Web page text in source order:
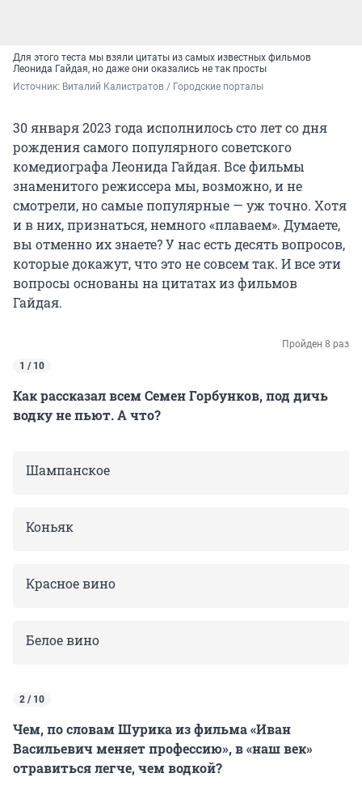
Для этого теста мы взяли цитаты из самых известных фильмов
Леонида Гайдая, но даже они оказались не так просты
Источник: Виталий Калистратов / Городские порталы
30 января 2023 года исполнилось сто лет со дня
рождения самого популярного советского
комедиографа Леонида Гайдая. Все фильмы
знаменитого режиссера мы, возможно, и не
смотрели, но самые популярные — уж точно. Хотя
и в них, признаться, немного «плаваем». Думаете,
вы отменно их знаете? У нас есть десять вопросов,
которые докажут, что это не совсем так. И все эти
вопросы основаны на цитатах из фильмов
Гайдая.
Пройден 8 раз
1 / 10
Как рассказал всем Семен Горбунков, под дичь
водку не пьют. А что?
Шампанское
Коньяк
Красное вино
Белое вино
2 / 10
Чем, по словам Шурика из фильма «Иван
Васильевич меняет профессию», в «наш век»
отравиться легче, чем водкой?